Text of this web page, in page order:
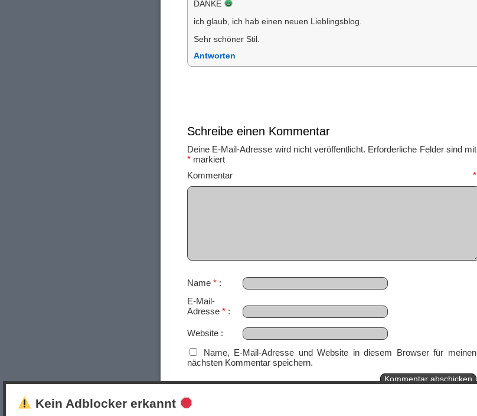
DANKE
ich glaub, ich hab einen neuen Lieblingsblog.
Sehr schöner Stil.
Antworten
Schreibe einen Kommentar
Deine E-Mail-Adresse wird nicht veröffentlicht. Erforderliche Felder sind mit
* markiert
Kommentar *
Name *
E-Mail-
Adresse *
Website
Name, E-Mail-Adresse und Website in diesem Browser für meinen
nächsten Kommentar speichern.
Kein Adblocker erkannt